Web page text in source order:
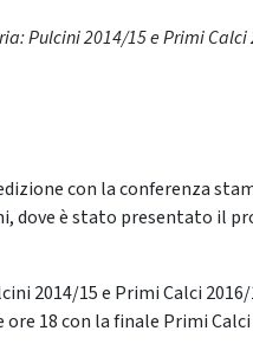
Pulcini 2014/15 e Primi Calci
con la conferenza
dove è stato presentato il
2014/15 e Primi Calci
18 con la finale Primi